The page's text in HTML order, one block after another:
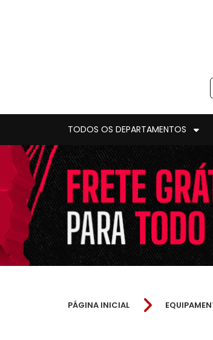
TODOS OS DEPARTAMENTOS
PÁGINA INICIAL